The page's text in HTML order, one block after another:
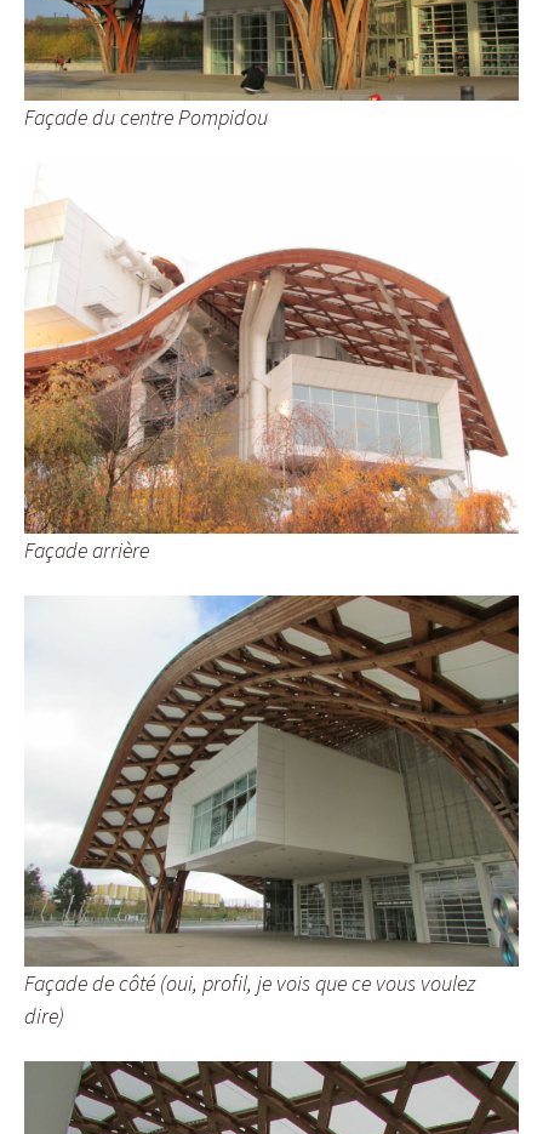
Façade du centre Pompidou
Façade arrière
Façade de côté (oui, profil, je vois que ce vous voulez
dire)